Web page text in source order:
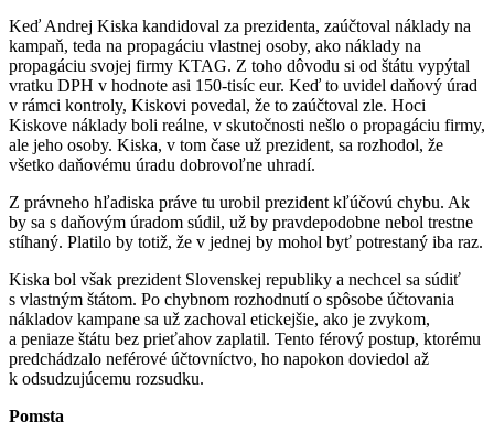
Keď Andrej Kiska kandidoval za prezidenta, zaúčtoval náklady na
kampaň, teda na propagáciu vlastnej osoby, ako náklady na
propagáciu svojej firmy KTAG. Z toho dôvodu si od štátu vypýtal
vratku DPH v hodnote asi 150-tisíc eur. Keď to uvidel daňový úrad
v rámci kontroly, Kiskovi povedal, že to zaúčtoval zle. Hoci
Kiskove náklady boli reálne, v skutočnosti nešlo o propagáciu firmy,
ale jeho osoby. Kiska, v tom čase už prezident, sa rozhodol, že
všetko daňovému úradu dobrovoľne uhradí.
Z právneho hľadiska práve tu urobil prezident kľúčovú chybu. Ak
by sa s daňovým úradom súdil, už by pravdepodobne nebol trestne
stíhaný. Platilo by totiž, že v jednej by mohol byť potrestaný iba raz.
Kiska bol však prezident Slovenskej republiky a nechcel sa súdiť
s vlastným štátom. Po chybnom rozhodnutí o spôsobe účtovania
nákladov kampane sa už zachoval etickejšie, ako je zvykom,
a peniaze štátu bez prieťahov zaplatil. Tento férový postup, ktorému
predchádzalo neférové účtovníctvo, ho napokon doviedol až
k odsudzujúcemu rozsudku.
Pomsta